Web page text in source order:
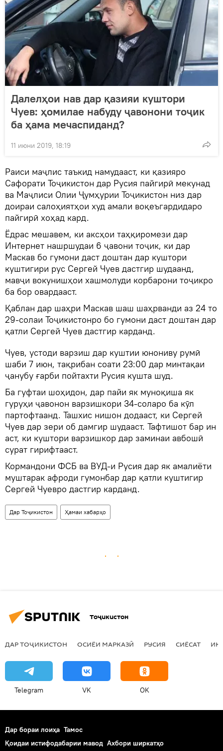
Далелҳои нав дар қазияи куштори
Чуев: ҳомилае набуду ҷавонони тоҷик
ба ҳама мечаспиданд?
11 июни 2019, 18:19
Раиси маҷлис таъкид намудааст, ки қазияро
Сафорати Тоҷикистон дар Русия пайгирӣ мекунад
ва Маҷлиси Олии Ҷумҳурии Тоҷикистон низ дар
доираи салоҳиятҳои худ амали воқеъгардидаро
пайгирӣ хоҳад кард.
Ёдрас мешавем, ки аксҳои таҳқиромези дар
Интернет нашршудаи 6 ҷавони тоҷик, ки дар
Маскав бо гумони даст доштан дар куштори
куштигири рус Сергей Чуев дастгир шудаанд,
мавҷи вокунишҳои хашмолуди корбарони тоҷикро
ба бор овардааст.
Қаблан дар шаҳри Маскав шаш шаҳрванди аз 24 то
29-солаи Тоҷикистонро бо гумони даст доштан дар
қатли Сергей Чуев дастгир карданд.
Чуев, устоди варзиш дар куштии юнониву румӣ
шаби 7 июн, тақрибан соати 23:00 дар минтақаи
ҷанубу ғарби пойтахти Русия кушта шуд.
Ба гуфтаи шоҳидон, дар пайи як муноқиша як
гуруҳи ҷавонон варзишкори 34-соларо ба кӯл
партофтаанд. Ташхис нишон додааст, ки Сергей
Чуев дар зери об дамгир шудааст. Тафтишот бар ин
аст, ки куштори варзишкор дар заминаи авбошӣ
сурат гирифтааст.
Кормандони ФСБ ва ВУД-и Русия дар як амалиёти
муштарак афроди гумонбар дар қатли куштигир
Сергей Чуевро дастгир карданд.
Дар Тоҷикистон Ҳамаи хабарҳо
Тоҷикистон
ДАР ТОҶИКИСТОН ОСИЁИ МАРКАЗӢ РУСИЯ СИЁСАТ
Telegram VK OK
Дар бораи лоиҳа Тамос
Қоидаи истифодабарии мавод Ахбори ширкатҳо